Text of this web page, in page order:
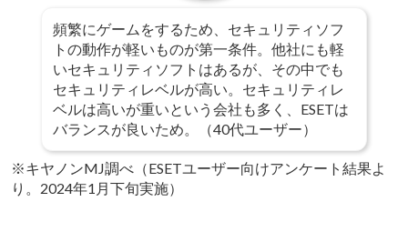
頻繁にゲームをするため、セキュリティソフ
トの動作が軽いものが第一条件。他社にも軽
いセキュリティソフトはあるが、その中でも
セキュリティレベルが高い。セキュリティレ
ベルは高いが重いという会社も多く、ESETは
バランスが良いため。（40代ユーザー）
※キヤノンMJ調べ（ESETユーザー向けアンケート結果よ
り。2024年1月下旬実施）